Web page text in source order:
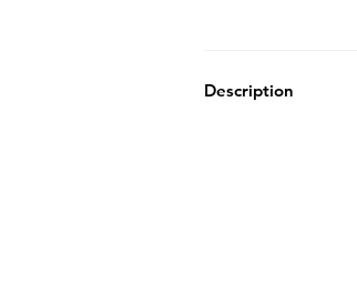
Description